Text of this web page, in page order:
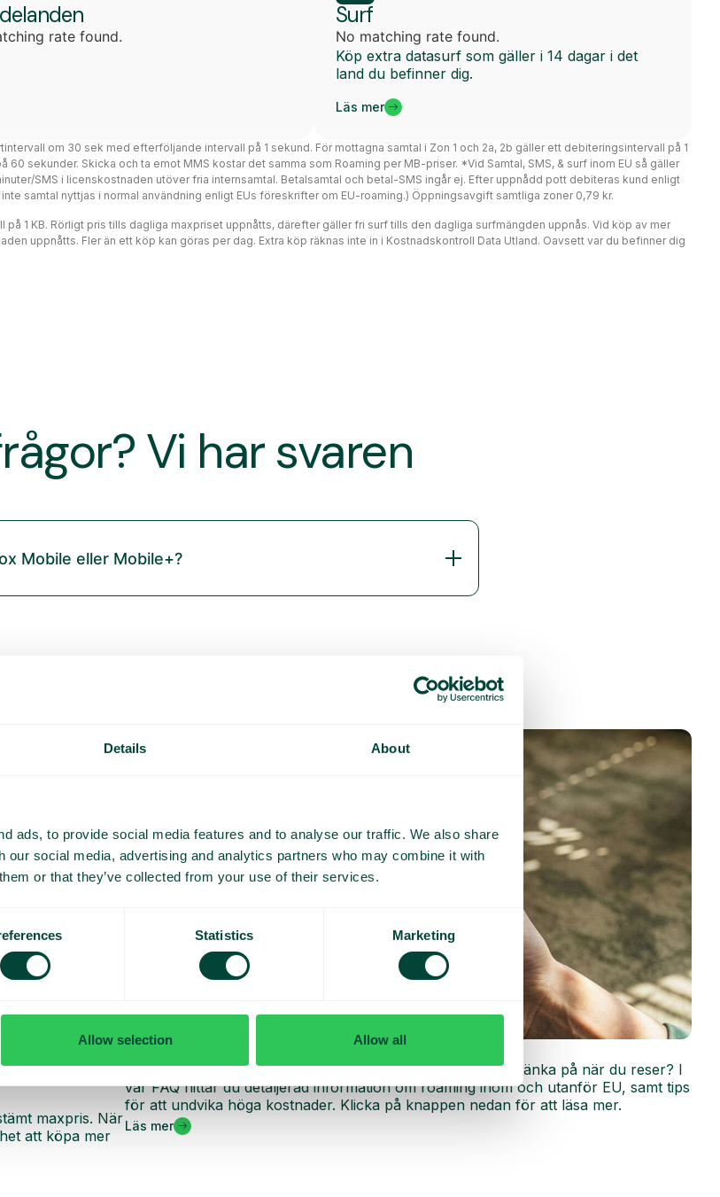
Details About
ads, to provide social media features and to analyse our traffic. We also share
our social media, advertising and analytics partners who may combine it with
or that they’ve collected from your use of their services.
Statistics Marketing
Allow selection Allow all
rate found.
Surf
No matching rate found.
Köp extra datasurf som gäller i 14 dagar i det
land du befinner dig.
Läs mer
om 30 sek med efterföljande intervall på 1 sekund. För mottagna samtal i Zon 1 och 2a, 2b gäller ett debiteringsintervall på 1
sekunder. Skicka och ta emot MMS kostar det samma som Roaming per MB-priser. *Vid Samtal, SMS, & surf inom EU så gäller
SMS i licenskostnaden utöver fria internsamtal. Betalsamtal och betal-SMS ingår ej. Efter uppnådd pott debiteras kund enligt
samtal nyttjas i normal användning enligt EUs föreskrifter om EU-roaming.) Öppningsavgift samtliga zoner 0,79 kr.
1 KB. Rörligt pris tills dagliga maxpriset uppnåtts, därefter gäller fri surf tills den dagliga surfmängden uppnås. Vid köp av mer
uppnåtts. Fler än ett köp kan göras per dag. Extra köp räknas inte in i Kostnadskontroll Data Utland. Oavsett var du befinner dig
Vi har svaren
Mobile eller Mobile+?
kostnader
maxpris. När
att köpa mer
Vanliga frågor och svar
Vill du veta mer om hur roaming fungerar och vad du bör tänka på när du reser? I
vår FAQ hittar du detaljerad information om roaming inom och utanför EU, samt tips
för att undvika höga kostnader. Klicka på knappen nedan för att läsa mer.
Läs mer